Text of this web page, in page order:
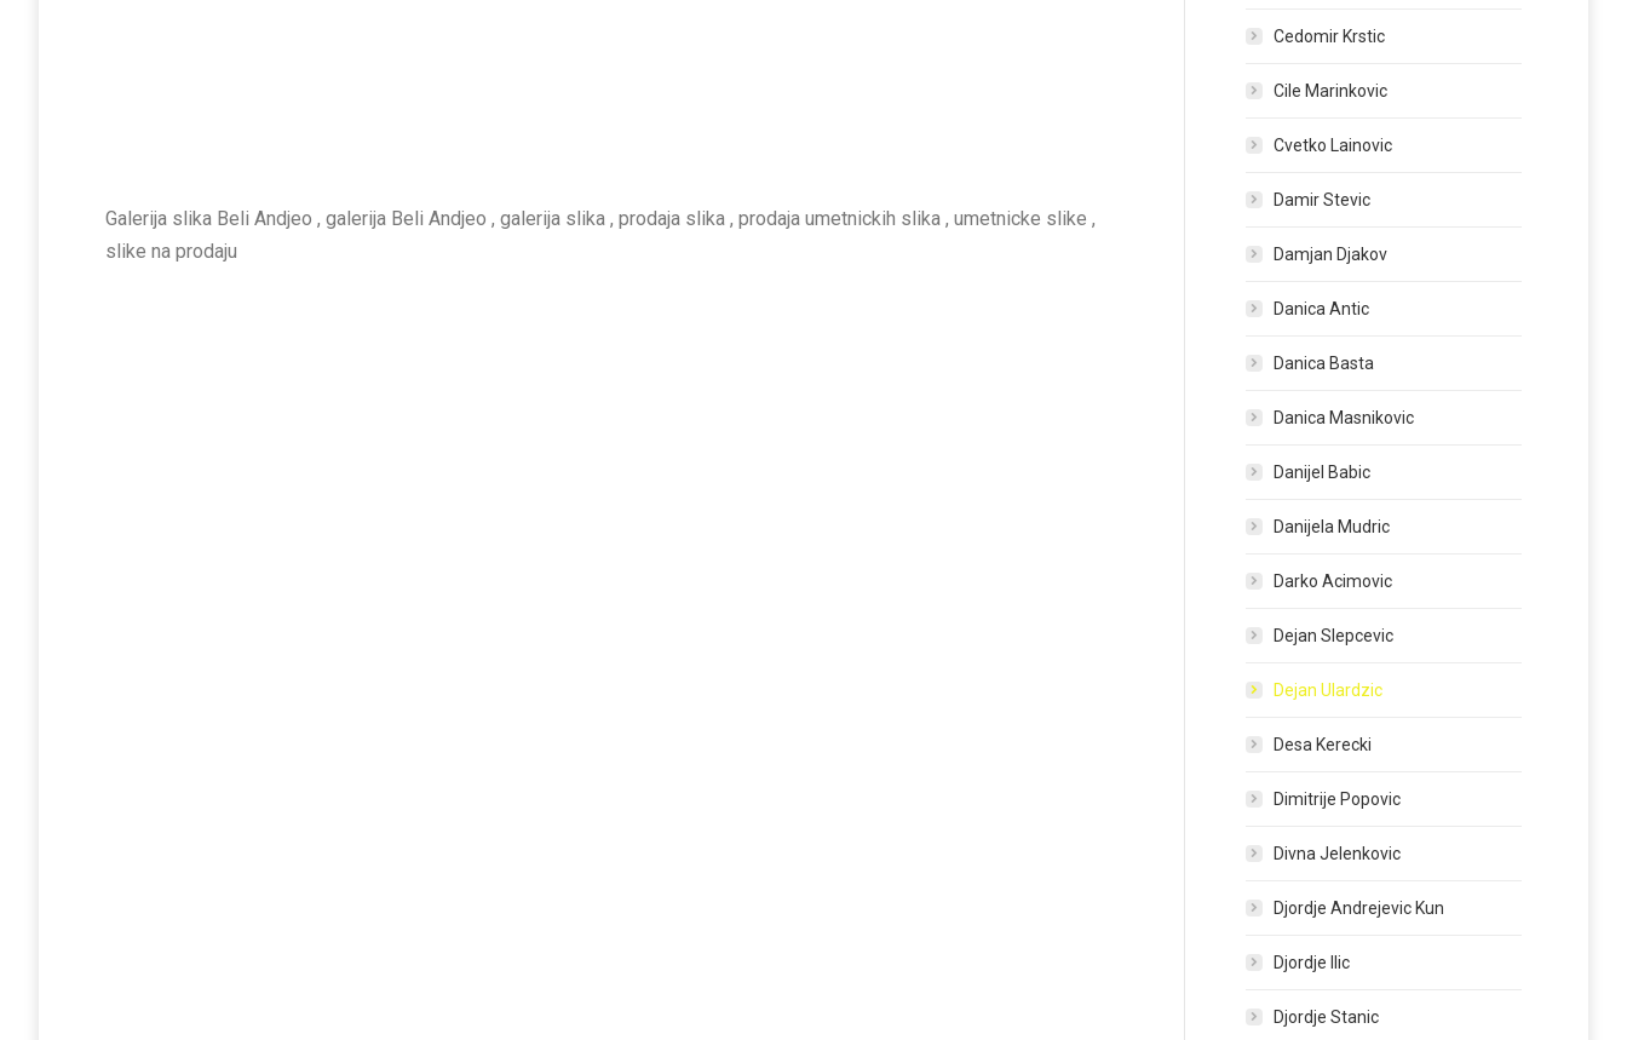
Galerija slika Beli Andjeo , galerija Beli Andjeo , galerija slika , prodaja slika , prodaja umetnickih slika , umetnicke slike ,
slike na prodaju
Cedomir Krstic
Cile Marinkovic
Cvetko Lainovic
Damir Stevic
Damjan Djakov
Danica Antic
Danica Basta
Danica Masnikovic
Danijel Babic
Danijela Mudric
Darko Acimovic
Dejan Slepcevic
Dejan Ulardzic
Desa Kerecki
Dimitrije Popovic
Divna Jelenkovic
Djordje Andrejevic Kun
Djordje Ilic
Djordje Stanic